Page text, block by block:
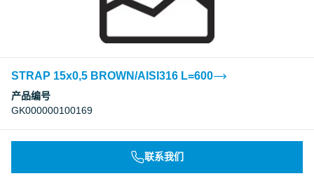
STRAP 15x0,5 BROWN/AISI316 L=600
产品编号
GK000000100169
联系我们